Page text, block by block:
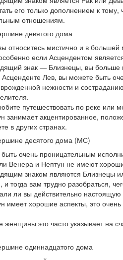
его только дополнением к
отношениям.
девятого дома
относитесь мистично и в
если Асцендентом
знак — Близнецы, вы
Лев, вы можете быть
нежности и
путешествовать по реке или
занимает акцентированное,
в других странах.
десятого дома (МС)
очень проницательным
Венера и Нептун не имеют
знаком являются Близнецы
и тогда вам трудно разобраться,
ли вы действительно настоящую
имеет хорошие аспекты, это
женщины это часто указывает на
одиннадцатого дома